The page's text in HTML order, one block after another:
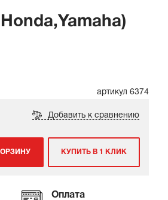
артикул 6374
Добавить к сравнению
КУПИТЬ В 1 КЛИК
Оплата